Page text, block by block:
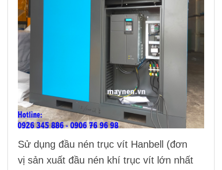
Sử dụng đầu nén trục vít Hanbell
(đơn
vị sản xuất đầu nén khí trục vít lớn nhất